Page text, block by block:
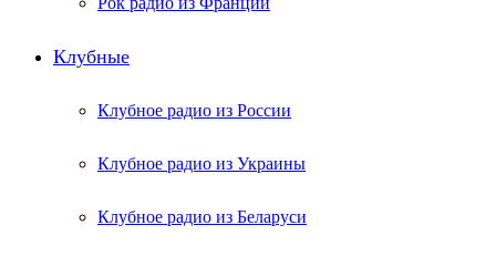
Клубные
Клубное радио из России
Клубное радио из Украины
Клубное радио из Беларуси